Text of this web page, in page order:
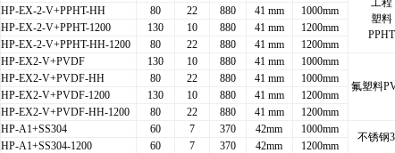
工程
塑料
PPHT
HP-EX-2-V+PPHT-HH
80 22 880 41 mm 1000mm
HP-EX-2-V+PPHT-1200
130 10 880 41 mm 1200mm
HP-EX-2-V+PPHT-HH-1200
80 22 880 41 mm 1200mm
HP-EX2-V+PVDF
130 10 880 41 mm
1000mm
氟塑料
HP-EX2-V+PVDF-HH
80 22 880 41 mm 1000mm
HP-EX2-V+PVDF-1200
130 10 880 41 mm 1200mm
HP-EX2-V+PVDF-HH-1200
80 22 880 41 mm 1200mm
HP-A1+SS304 60 7 370 42mm 1000mm
不锈钢
HP-A1+SS304-1200
60 7 370 42mm 1200mm